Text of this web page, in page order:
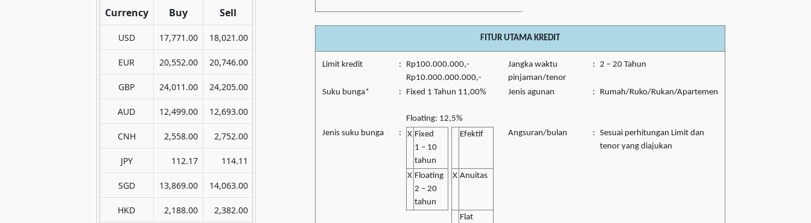
Currency Buy Sell
USD 17,771.00 18,021.00
EUR 20,552.00 20,746.00
GBP 24,011.00 24,205.00
AUD 12,499.00 12,693.00
CNH 2,558.00 2,752.00
JPY 112.17 114.11
SGD 13,869.00 14,063.00
HKD 2,188.00 2,382.00
FITUR UTAMA KREDIT
Limit kredit :
Rp100.000.000,-
Rp10.000.000.000,-
Jangka waktu
pinjaman/tenor
: 2 – 20 Tahun
Suku bunga* : Fixed 1 Tahun 11,00%
Floating: 12,5%
Jenis agunan : Rumah/Ruko/Rukan/Apartemen
Jenis suku bunga : X Fixed
1 – 10
tahun
Efektif
X Floating
2 – 20
tahun
X Anuitas
Flat
Angsuran/bulan : Sesuai perhitungan Limit dan
tenor yang diajukan